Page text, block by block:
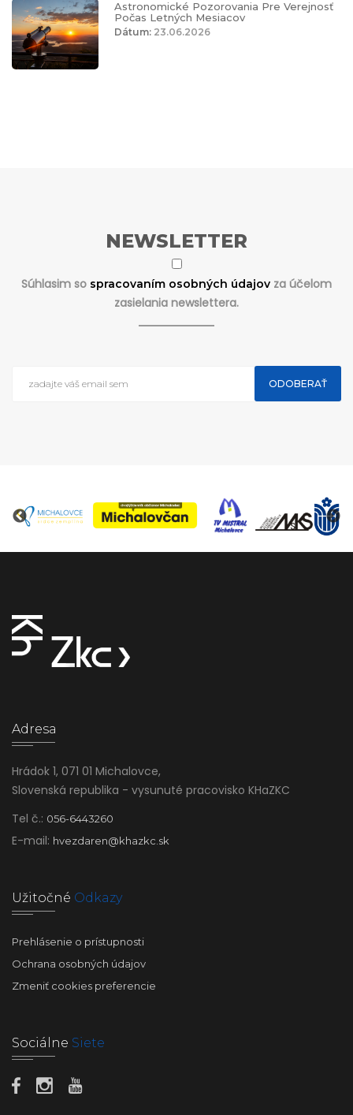
Astronomické Pozorovania Pre Verejnosť
Počas Letných Mesiacov
Dátum: 23.06.2026
NEWSLETTER
Súhlasim so spracovaním osobných údajov za účelom
zasielania newslettera.
ODOBERAŤ
Adresa
Hrádok 1, 071 01 Michalovce,
Slovenská republika - vysunuté pracovisko KHaZKC
Tel č.: 056-6443260
E-mail: hvezdaren@khazkc.sk
Užitočné Odkazy
Prehlásenie o prístupnosti
Ochrana osobných údajov
Zmeniť cookies preferencie
Sociálne Siete